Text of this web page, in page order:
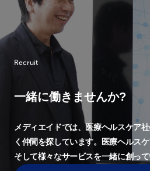
Recruit
一緒に働きませんか?
メディエイドでは、医療ヘルスケア
く仲間を探しています。
医療ヘルス
そして様々なサービスを一緒に創って